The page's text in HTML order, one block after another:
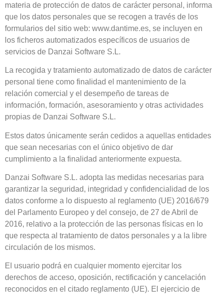
materia de protección de datos de carácter personal, informa
que los datos personales que se recogen a través de los
formularios del sitio web: www.dantime.es, se incluyen en
los ficheros automatizados específicos de usuarios de
servicios de Danzai Software S.L.
La recogida y tratamiento automatizado de datos de carácter
personal tiene como finalidad el mantenimiento de la
relación comercial y el desempeño de tareas de
información, formación, asesoramiento y otras actividades
propias de Danzai Software S.L.
Estos datos únicamente serán cedidos a aquellas entidades
que sean necesarias con el único objetivo de dar
cumplimiento a la finalidad anteriormente expuesta.
Danzai Software S.L. adopta las medidas necesarias para
garantizar la seguridad, integridad y confidencialidad de los
datos conforme a lo dispuesto al reglamento (UE) 2016/679
del Parlamento Europeo y del consejo, de 27 de Abril de
2016, relativo a la protección de las personas físicas en lo
que respecta al tratamiento de datos personales y a la libre
circulación de los mismos.
El usuario podrá en cualquier momento ejercitar los
derechos de acceso, oposición, rectificación y cancelación
reconocidos en el citado reglamento (UE). El ejercicio de